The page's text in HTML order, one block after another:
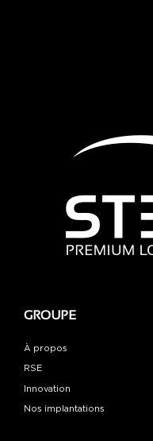
GROUPE
À propos
RSE
Innovation
Nos implantations